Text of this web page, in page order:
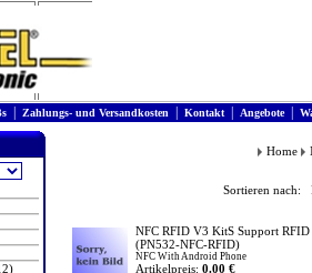
Zahlungs- und Versandkosten Kontakt| Angebote|
Home
Sortieren nach:
NFC RFID V3 KitS Support
(PN532-NFC-RFID)
NFC With Android Phone
Artikelpreis: 0.00 €